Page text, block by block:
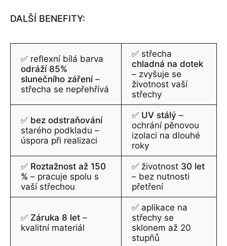
DALŠÍ BENEFITY:
✅ reflexní bílá barva
odráží 85%
slunečního záření–
střecha se nepřehřívá
✅ střecha
chladná na dotek
– zvyšuje se
životnost vaší
střechy
✅ bez odstraňování
starého podkladu –
úspora při realizaci
✅ UV stálý –
ochrání pěnovou
izolaci na dlouhé
roky
✅ Roztažnost až 150
% – pracuje spolu s
vaší střechou
✅ životnost 30 let
– bez nutnosti
přetření
✅ Záruka 8 let –
kvalitní materiál
✅ aplikace na
střechy se
sklonem až 20
stupňů